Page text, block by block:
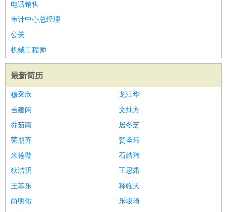
电话销售
审计中心总经理
公关
机械工程师
最新简历
穆采欣
龙江华
吉建闲
文灿方
乔茹南
居冬芝
荣朋齐
贺圣玮
米莲璇
石皓玮
狄洁玥
王思露
王菲乐
释临天
尚明佑
乐峻琦